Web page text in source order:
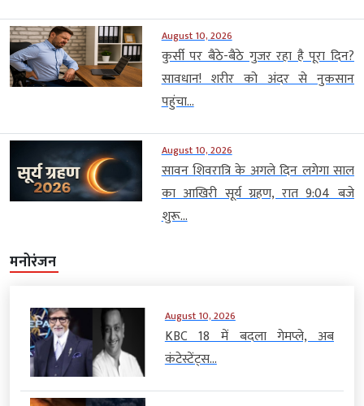
August 10, 2026
कुर्सी पर बैठे-बैठे गुजर रहा है पूरा दिन?
सावधान! शरीर को अंदर से नुकसान
पहुंचा...
August 10, 2026
सावन शिवरात्रि के अगले दिन लगेगा साल
का आखिरी सूर्य ग्रहण, रात 9:04 बजे
शुरू...
मनोरंजन
August 10, 2026
KBC 18 में बदला गेमप्ले, अब
कंटेस्टेंट्स...